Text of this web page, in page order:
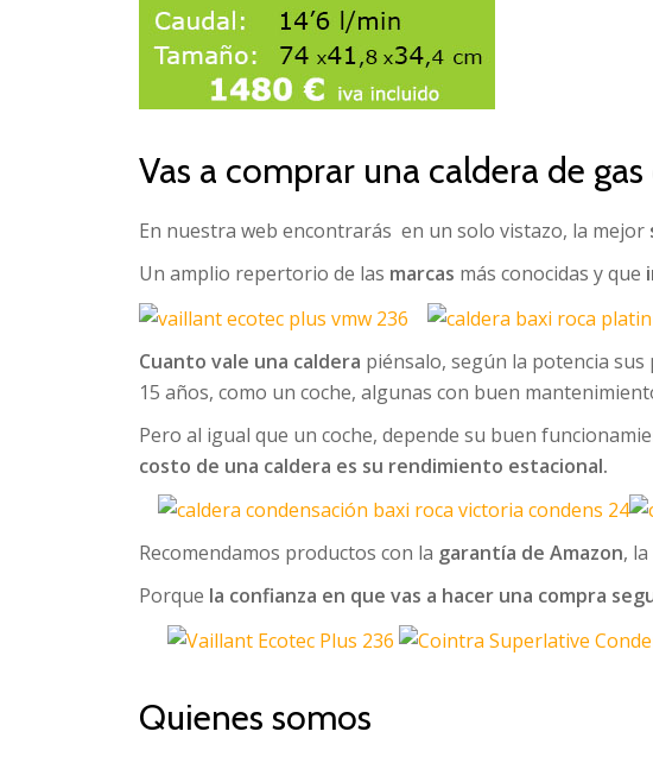
Vas a comprar una caldera de
En nuestra web encontrarás en un solo vistazo, la mejor
Un amplio repertorio de las marcas más conocidas y que
Cuanto vale una caldera piénsalo, según la potencia sus
15 años, como un coche, algunas con buen
Pero al igual que un coche, depende su buen
costo de una caldera es su rendimiento estacional.
Recomendamos productos con la garantía de Amazon,
Porque la confianza en que vas a hacer una compra
Quienes somos